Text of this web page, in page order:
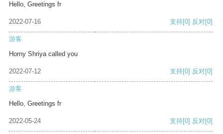
Hello, Greetings fr
2022-07-16 支持[0] 反对[0]
游客
Horny Shriya called you
2022-07-12 支持[0] 反对[0]
游客
Hello, Greetings fr
2022-05-24 支持[0] 反对[0]